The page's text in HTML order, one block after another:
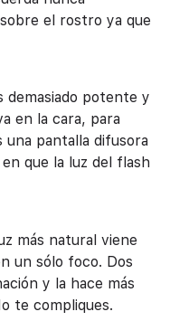
el rostro ya que
demasiado potente y
en la cara, para
una pantalla difusora
que la luz del flash
más natural viene
un sólo foco. Dos
y la hace más
te compliques.